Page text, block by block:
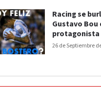
26 de Septiembre
Racing se
Gustavo
protagonista